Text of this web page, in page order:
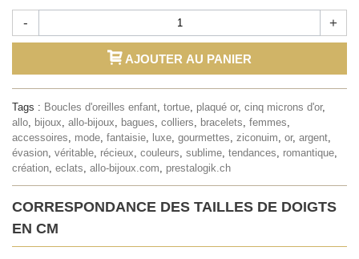
- +
AJOUTER AU PANIER
Tags : Boucles d'oreilles enfant, tortue, plaqué or, cinq microns d'or,
allo, bijoux, allo-bijoux, bagues, colliers, bracelets, femmes,
accessoires, mode, fantaisie, luxe, gourmettes, ziconuim, or, argent,
évasion, véritable, récieux, couleurs, sublime, tendances, romantique,
création, eclats, allo-bijoux.com, prestalogik.ch
CORRESPONDANCE DES TAILLES DE DOIGTS
EN CM